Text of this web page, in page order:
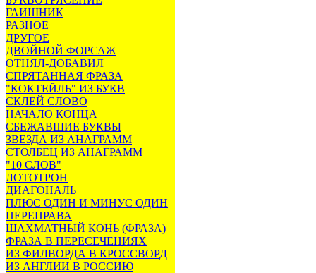
ГАИШНИК
РАЗНОЕ
ДРУГОЕ
ДВОЙНОЙ ФОРСАЖ
ОТНЯЛ-ДОБАВИЛ
СПРЯТАННАЯ ФРАЗА
"КОКТЕЙЛЬ" ИЗ БУКВ
СКЛЕЙ СЛОВО
НАЧАЛО КОНЦА
СБЕЖАВШИЕ БУКВЫ
ЗВЕЗДА ИЗ АНАГРАММ
СТОЛБЕЦ ИЗ АНАГРАММ
"10 СЛОВ"
ЛОТОТРОН
ДИАГОНАЛЬ
ПЛЮС ОДИН И МИНУС ОДИН
ПЕРЕПРАВА
ШАХМАТНЫЙ КОНЬ (ФРАЗА)
ФРАЗА В ПЕРЕСЕЧЕНИЯХ
ИЗ ФИЛВОРДА В КРОССВОРД
ИЗ АНГЛИИ В РОССИЮ